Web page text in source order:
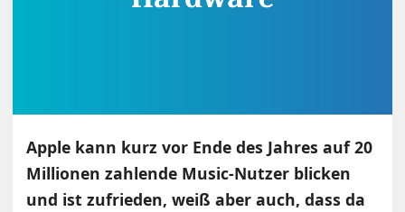
Apple kann kurz vor Ende des Jahres auf 20
Millionen zahlende Music-Nutzer blicken
und ist zufrieden, weiß aber auch, dass da